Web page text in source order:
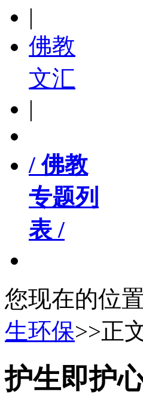
|
佛教
文汇
|
/ 佛教
专题列
表 /
您现在的位置
生环保>>正
护生即护